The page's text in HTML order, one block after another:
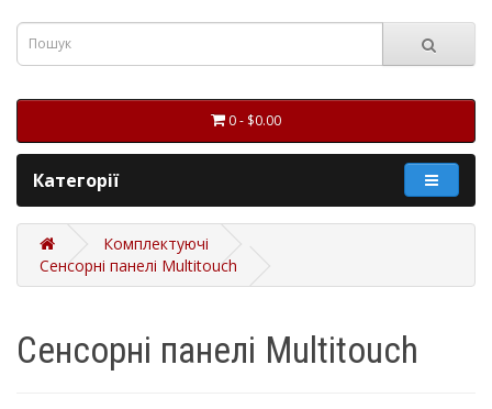
0 - $0.00
Категорії
Комплектуючі
Сенсорні панелі Multitouch
Сенсорні панелі Multitouch